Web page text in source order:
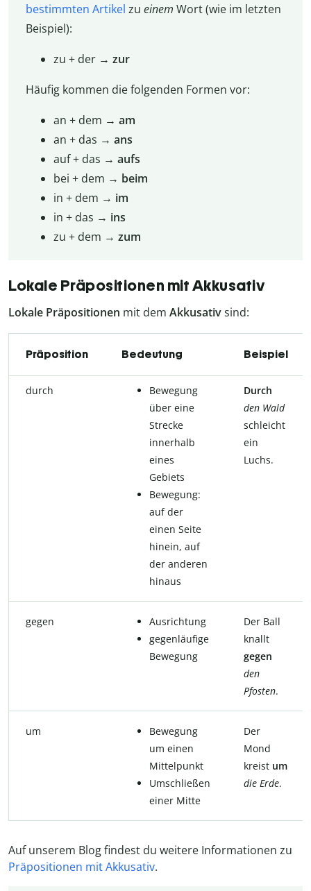
bestimmten Artikel zu einem Wort (wie im letzten
Beispiel):
zu + der → zur
Häufig kommen die folgenden Formen vor:
an + dem → am
an + das → ans
auf + das → aufs
bei + dem → beim
in + dem → im
in + das → ins
zu + dem → zum
Lokale Präpositionen mit Akkusativ
Lokale Präpositionen mit dem Akkusativsind:
Präposition Bedeutung Beispiel
durch
Bewegung
über eine
Strecke
innerhalb
eines
Gebiets
Bewegung:
auf der
einen Seite
hinein, auf
der anderen
hinaus
Durch
den Wald
schleicht
ein
Luchs.
gegen
Ausrichtung
gegenläufige
Bewegung
Der Ball
knallt
gegen
den
Pfosten.
um
Bewegung
um einen
Mittelpunkt
Umschließen
einer Mitte
Der
Mond
kreist um
die Erde.
Auf unserem Blog findest du weitere Informationen zu
Präpositionen mit Akkusativ.